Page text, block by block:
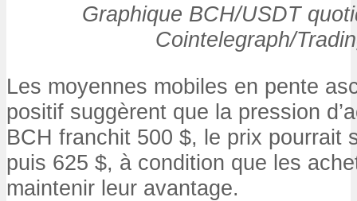
Graphique BCH/USDT
Cointelegraph/
Les moyennes mobiles en pente
positif suggèrent que la pression
BCH franchit 500 $, le prix pourrait
puis 625 $, à condition que les
maintenir leur avantage.